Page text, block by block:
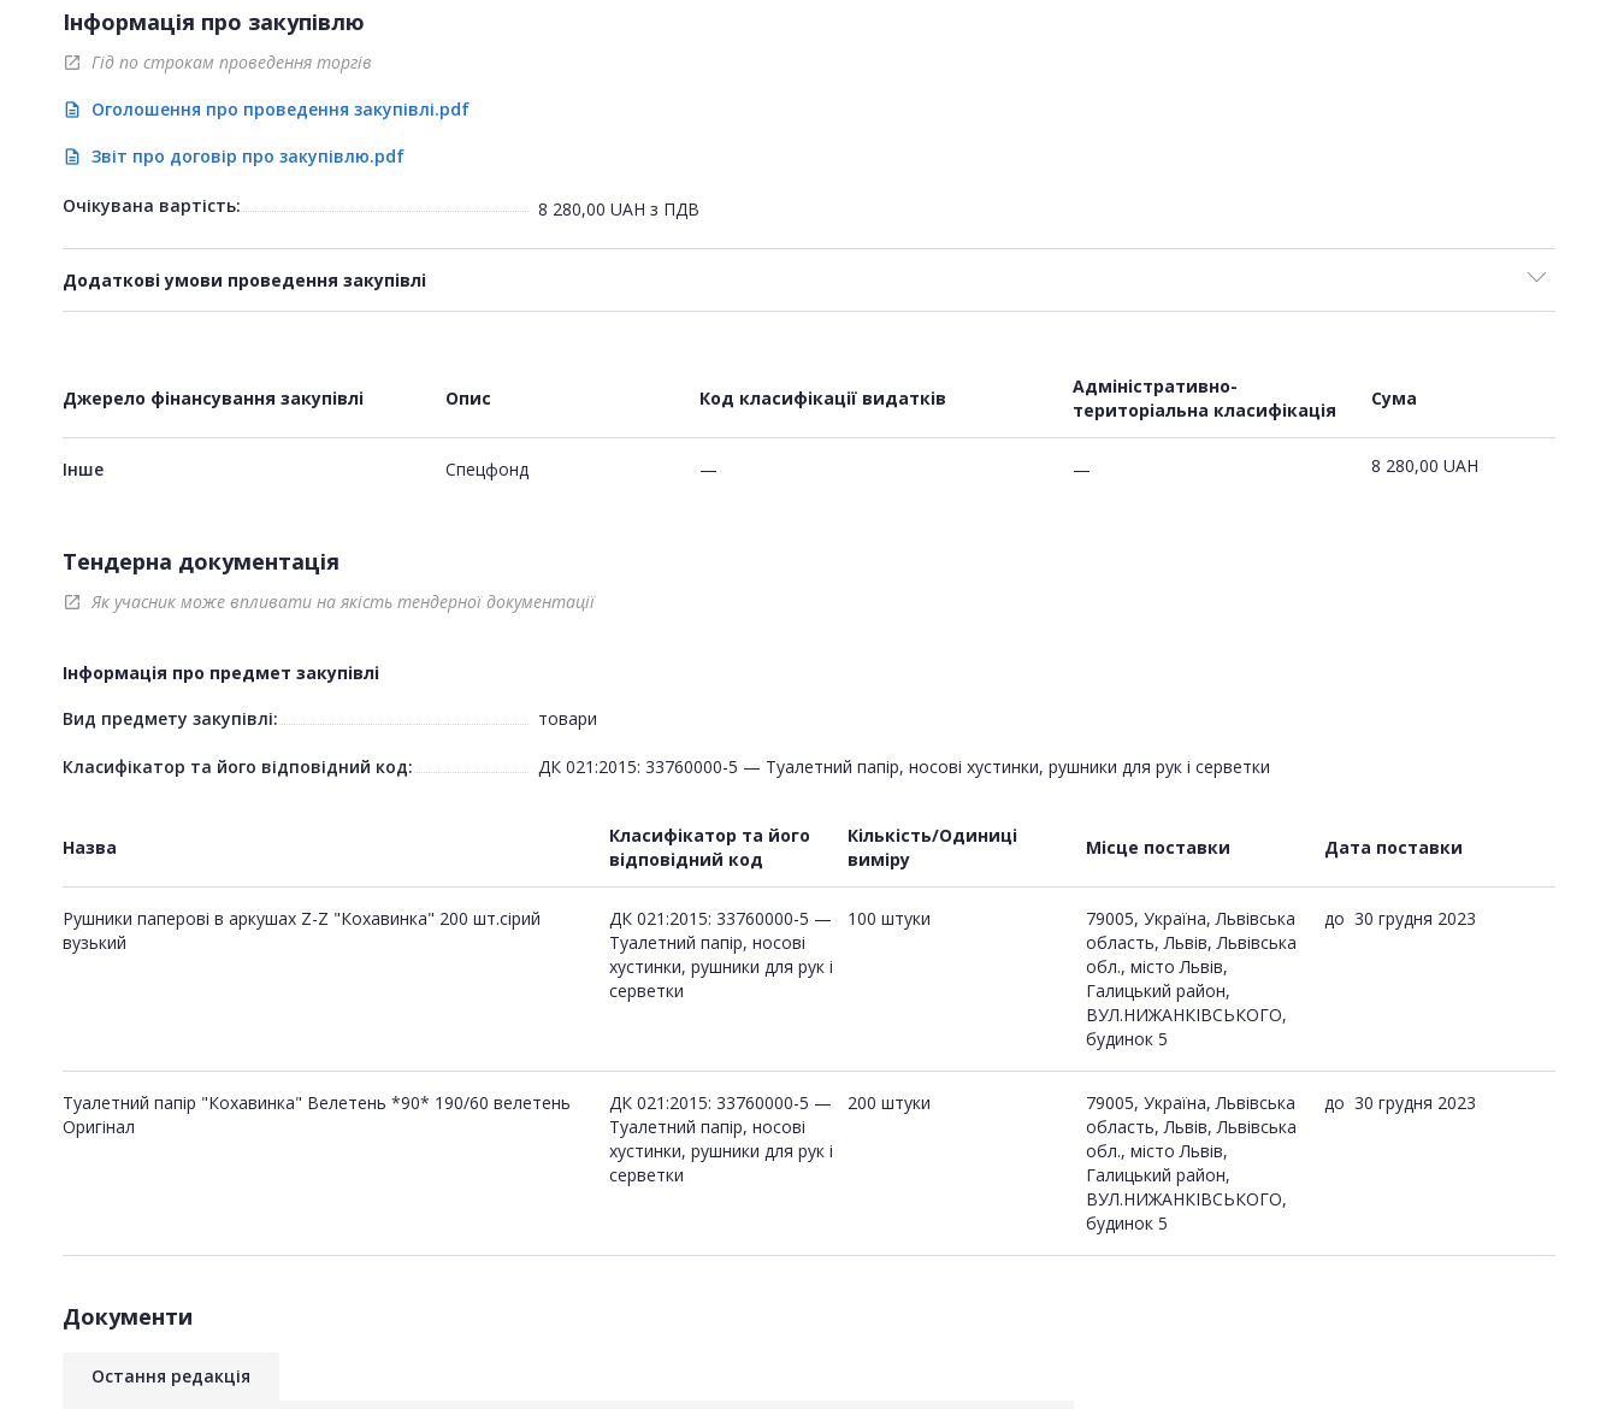
Інформація про закупівлю
open_in_new Гід по строкам проведення торгів
description Оголошення про проведення закупівлі.pdf
description Звіт про договір про закупівлю.pdf
Очікувана вартість: 8 280,00 UAH з ПДВ
Додаткові умови проведення закупівлі
Джерело фінансування закупівлі Опис Код класифікації видатків
Адміністративно-
територіальна класифікація
Сума
Інше Спецфонд — — 8 280,00 UAH
Тендерна документація
open_in_new Як учасник може впливати на якість тендерної документації
Інформація про предмет закупівлі
Вид предмету закупівлі:
товари
Класифікатор та його відповідний код: ДК 021:2015: 33760000-5 — Туалетний папір, носові хустинки, рушники для рук і серветки
Назва
Класифікатор та його
відповідний код
Кількість/Одиниці
виміру
Місце поставки Дата поставки
Рушники паперові в аркушах Z-Z "Кохавинка" 200 шт.сірий
вузький
ДК 021:2015: 33760000-5 —
Туалетний папір, носові
хустинки, рушники для рук і
серветки
100 штуки
79005, Україна, Львівська
область, Львів, Львівська
обл., місто Львів,
Галицький район,
ВУЛ.НИЖАНКІВСЬКОГО,
будинок 5
до 30 грудня 2023
Туалетний папір "Кохавинка" Велетень *90* 190/60 велетень
Оригінал
ДК 021:2015: 33760000-5 —
Туалетний папір, носові
хустинки, рушники для рук і
серветки
200 штуки
79005, Україна, Львівська
область, Львів, Львівська
обл., місто Львів,
Галицький район,
ВУЛ.НИЖАНКІВСЬКОГО,
будинок 5
до 30 грудня 2023
Документи
Остання редакція